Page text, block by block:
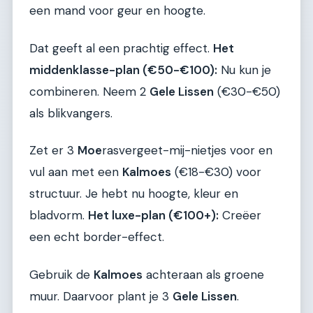
een mand voor geur en hoogte.
Dat geeft al een prachtig effect. Het
middenklasse-plan (€50-€100): Nu kun je
combineren. Neem 2 Gele Lissen (€30-€50)
als blikvangers.
Zet er 3 Moerasvergeet-mij-nietjes voor en
vul aan met een Kalmoes (€18-€30) voor
structuur. Je hebt nu hoogte, kleur en
bladvorm. Het luxe-plan (€100+): Creëer
een echt border-effect.
Gebruik de Kalmoes achteraan als groene
muur. Daarvoor plant je 3 Gele Lissen.